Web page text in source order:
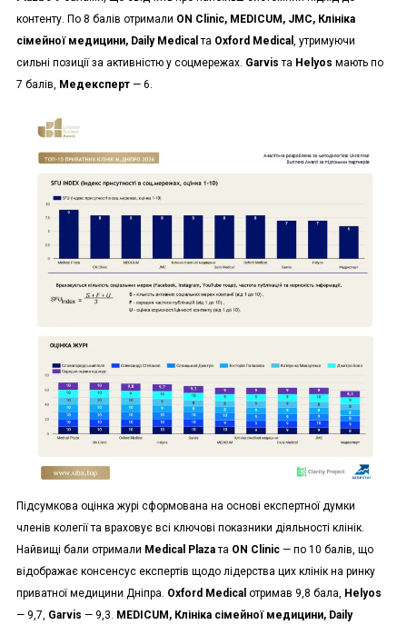
контенту. По 8 балів отримали ON Clinic, MEDICUM, JMC, Клініка
сімейної медицини, Daily Medicalта Oxford Medical
, утримуючи
сильні позиції за активністю у соцмережах. Garvisта Helyos мають по
7 балів, Медексперт — 6.
Підсумкова оцінка журі сформована на основі експертної думки
членів колегії та враховує всі ключові показники діяльності клінік.
Найвищі бали отримали Medical Plazaта ON Clinic— по 10 балів, що
відображає консенсус експертів щодо лідерства цих клінік на ринку
приватної медицини Дніпра. Oxford Medical отримав 9,8 бала, Helyos
— 9,7, Garvis — 9,3. MEDICUM, Клініка сімейної медицини, Daily